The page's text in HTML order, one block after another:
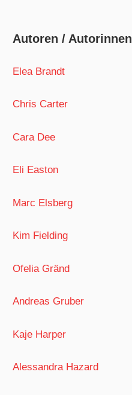
Autoren / Autorinnen
Elea Brandt
Chris Carter
Cara Dee
Eli Easton
Marc Elsberg
Kim Fielding
Ofelia Gränd
Andreas Gruber
Kaje Harper
Alessandra Hazard